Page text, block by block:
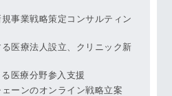
事業戦略策定コンサルティン
医療法人設立、クリニック新
医療分野参入支援
ーンのオンライン戦略立案